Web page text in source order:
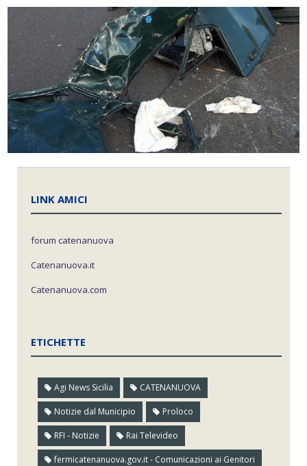
LINK AMICI
forum catenanuova
Catenanuova.it
Catenanuova.com
ETICHETTE
Agi News Sicilia CATENANUOVA
Notizie dal Municipio Proloco
RFI - Notizie Rai Televideo
fermicatenanuova.gov.it - Comunicazioni ai Genitori